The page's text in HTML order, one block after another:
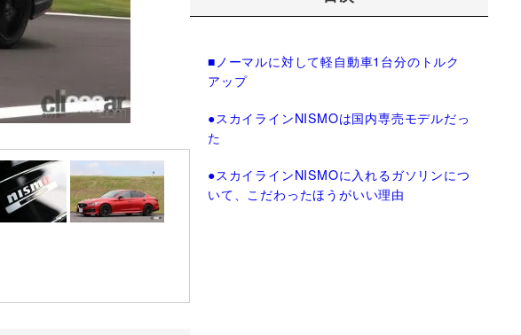
■ノーマルに対して軽自動車1台分のトルク
アップ
●スカイラインNISMOは国内専売モデルだっ
た
●スカイラインNISMOに入れるガソリンにつ
いて、こだわったほうがいい理由